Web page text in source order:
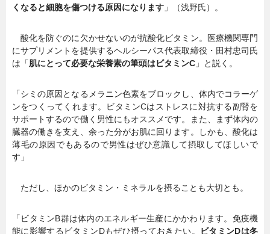
くなると細胞を傷つける原因になります 」（浅野氏）。
酸化を防ぐのに欠かせないのが抗酸化ビタミン。医療機関専門
にサプリメントを提供するヘルシーパス代表取締役・田村忠司氏
は「肌にとって必要な栄養素の筆頭はビタミンC 」と説く。
「シミの原因となるメラニン色素をブロックし、体内でコラーゲ
ンをつくってくれます。ビタミンCはストレスに対抗する副腎を
サポートするので働く男性にもオススメです。また、まず体内の
臓器の働きを支え、余った分がお肌に回ります。しかも、酸化は
薄毛の原因でもあるので男性はぜひ意識して摂取してほしいで
す」
ただし、ほかのビタミン・ミネラルを摂ることも大切とも。
「ビタミンB群は体内のエネルギー生産にかかわります。免疫機
能に影響するビタミンDもぜひ摂っておきたい。
ビタミンDは冬